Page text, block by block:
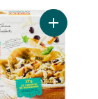
Gouttelettes –